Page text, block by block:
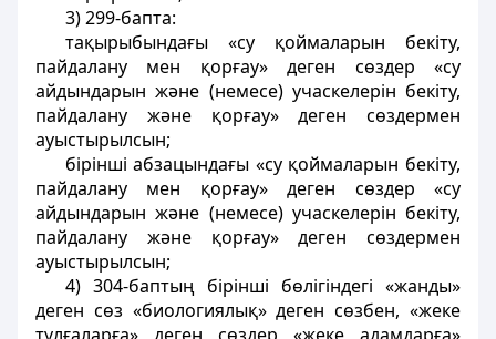
3) 299-бапта:
тақырыбындағы «су қоймаларын бекіту,
пайдалану мен қорғау» деген сөздер «су
айдындарын және (немесе) учаскелерін бекіту,
пайдалану және қорғау» деген сөздермен
ауыстырылсын;
бірінші абзацындағы «су қоймаларын бекіту,
пайдалану мен қорғау» деген сөздер «су
айдындарын және (немесе) учаскелерін бекіту,
пайдалану және қорғау» деген сөздермен
ауыстырылсын;
4) 304-баптың бірінші бөлігіндегі «жанды»
деген сөз «биологиялық» деген сөзбен, «жеке